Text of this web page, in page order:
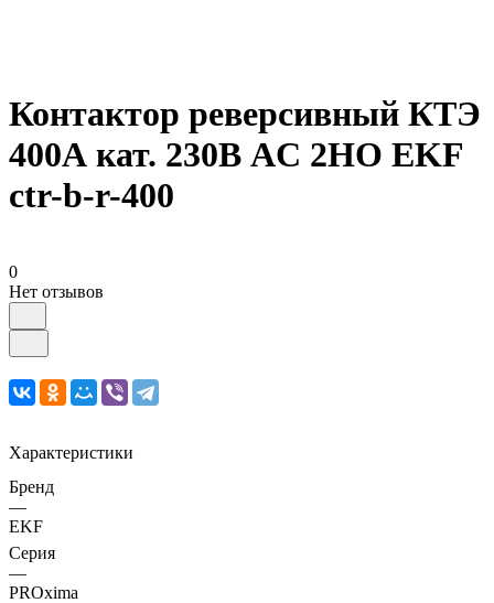
Контактор реверсивный КТЭ
400А кат. 230В AC 2НО EKF
ctr-b-r-400
0
Нет отзывов
Характеристики
Бренд
—
EKF
Серия
—
PROxima